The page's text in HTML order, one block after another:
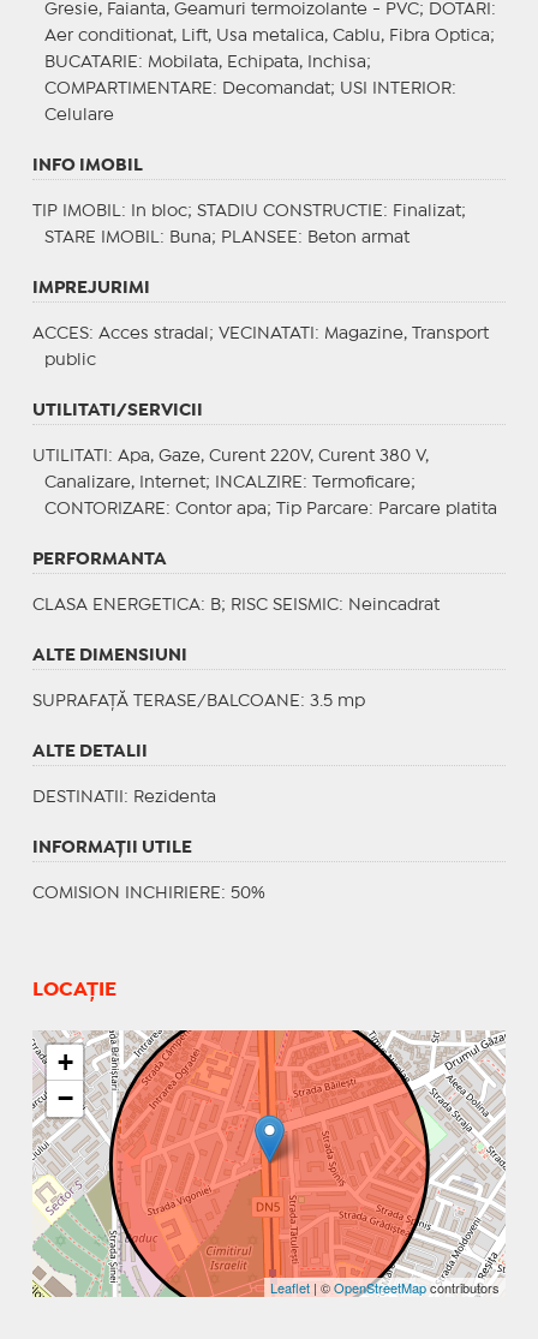
Gresie, Faianta, Geamuri termoizolante - PVC;
DOTARI :
Aer conditionat, Lift, Usa metalica, Cablu, Fibra Optica;
BUCATARIE : Mobilata, Echipata, Inchisa;
COMPARTIMENTARE : Decomandat; USI INTERIOR:
Celulare
INFO IMOBIL
TIP IMOBIL : In bloc; STADIU CONSTRUCTIE : Finalizat;
STARE IMOBIL : Buna; PLANSEE : Beton armat
IMPREJURIMI
ACCES: Acces stradal; VECINATATI : Magazine, Transport
public
UTILITATI/SERVICII
UTILITATI : Apa, Gaze, Curent 220V, Curent 380 V,
Canalizare, Internet;
INCALZIRE : Termoficare;
CONTORIZARE : Contor apa; Tip Parcare: Parcare platita
PERFORMANTA
CLASA ENERGETICA: B; RISC SEISMIC: Neincadrat
ALTE DIMENSIUNI
SUPRAFAȚĂ TERASE/BALCOANE: 3.5 mp
ALTE DETALII
DESTINATII : Rezidenta
INFORMAŢII UTILE
COMISION INCHIRIERE: 50%
LOCAȚIE
+
−
Leaflet | ©OpenStreetMapcontributors